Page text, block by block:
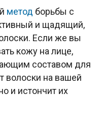
метод борьбы с
и щадящий,
Если же вы
кожу на лице,
составом для
волоски на вашей
и истончит их